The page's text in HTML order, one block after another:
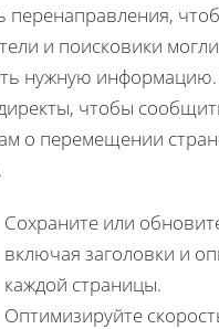
перенаправления,
и поисковики
нужную информацию.
чтобы
о перемещении
Сохраните или
включая заголовки и
каждой страницы.
Оптимизируйте